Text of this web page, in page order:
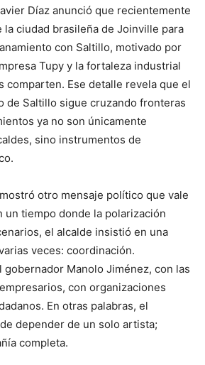
Díaz anunció que recientemente
ciudad brasileña de Joinville para
con Saltillo, motivado por
Tupy y la fortaleza industrial
comparten. Ese detalle revela que el
de Saltillo sigue cruzando fronteras
ya no son únicamente
sino instrumentos de
otro mensaje político que vale
un tiempo donde la polarización
el alcalde insistió en una
veces: coordinación.
gobernador Manolo Jiménez, con las
con organizaciones
En otras palabras, el
depender de un solo artista;
completa.